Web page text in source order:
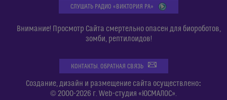
СЛУШАТЬ РАДИО «ВИКТОРИЯ РА»
Внимание! Просмотр Сайта смертельно опасен для биороботов,
зомби, рептилоидов!
КОНТАКТЫ. ОБРАТНАЯ СВЯЗЬ
Создание, дизайн и размещение сайта осуществлено:
© 2000-2026 г. Web-студия «ЮСМАЛОС».